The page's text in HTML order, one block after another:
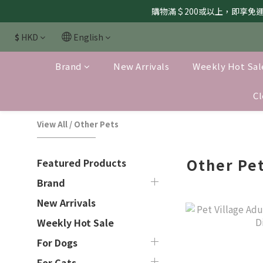
購物滿＄200或以上，即享免
$ HKD English
Brand New Arrivals Weekly Hot
View All / Other Pets
Featured Products
Brand
New Arrivals
Weekly Hot Sale
For Dogs
Other